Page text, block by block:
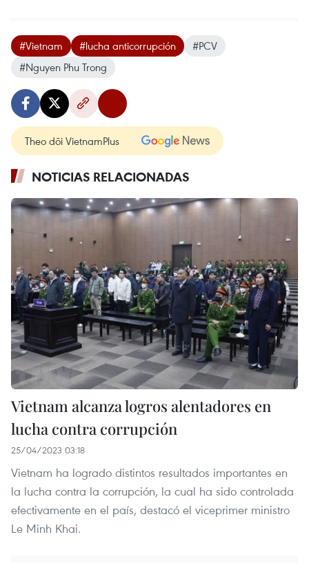
#Vietnam #lucha anticorrupción
#PCV
#Nguyen Phu Trong
Theo dõi VietnamPlus
NOTICIAS RELACIONADAS
Vietnam alcanza logros alentadores en
lucha contra corrupción
25/04/2023 03:18
Vietnam ha logrado distintos resultados importantes en
la lucha contra la corrupción, la cual ha sido controlada
efectivamente en el país, destacó el viceprimer ministro
Le Minh Khai.